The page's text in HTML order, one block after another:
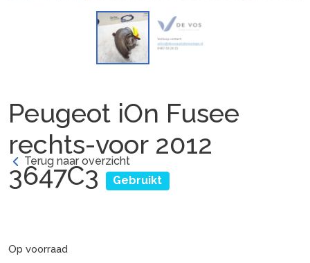
Peugeot iOn Fusee
rechts-voor 2012
3647C3
Gebruikt
Terug naar overzicht
Op voorraad